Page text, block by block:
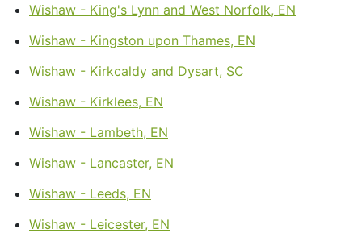
Wishaw - King's Lynn and West Norfolk, EN
Wishaw - Kingston upon Thames, EN
Wishaw - Kirkcaldy and Dysart, SC
Wishaw - Kirklees, EN
Wishaw - Lambeth, EN
Wishaw - Lancaster, EN
Wishaw - Leeds, EN
Wishaw - Leicester, EN